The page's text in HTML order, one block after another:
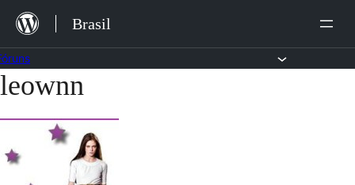
para
o
conteúdo
Brasil
Pular
conteúdo
leownn